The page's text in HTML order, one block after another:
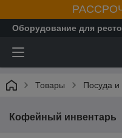
Оборудование для
Товары Посуда и
Кофейный инвентарь